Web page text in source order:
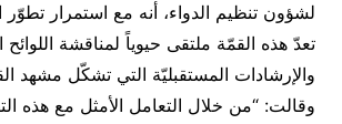
لشؤون تنظيم الدواء، أنه مع استمرار تطوّر
تعدّ هذه القمّة ملتقى حيوياً لمناقشة اللوائح
والإرشادات المستقبليّة التي تشكّل مشهد
وقالت: “من خلال التعامل الأمثل مع هذه